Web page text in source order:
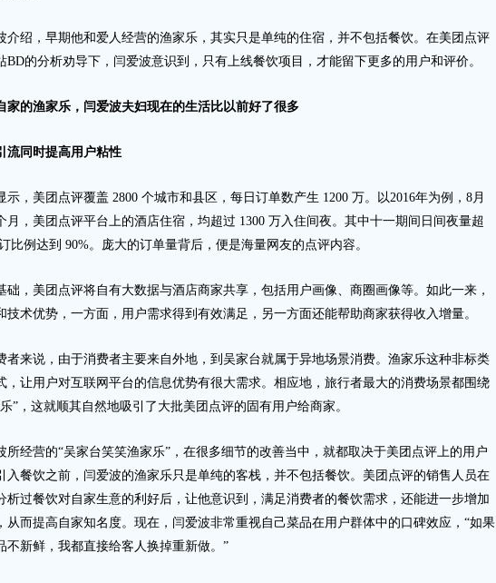
绍，早期他和爱人经营的渔家乐，其实只是单纯的住宿，并不包括餐饮。在美团点评
BD的分析劝导下，闫爱波意识到，只有上线餐饮项目，才能留下更多的用户和评价。
家的渔家乐，闫爱波夫妇现在的生活比以前好了很多
流同时提高用户粘性
美团点评覆盖 2800 个城市和县区，每日订单数产生 1200 万。以2016年为例，8月
月，美团点评平台上的酒店住宿，均超过 1300 万入住间夜。其中十一期间日间夜量超
比例达到 90%。庞大的订单量背后，便是海量网友的点评内容。
美团点评将自有大数据与酒店商家共享，包括用户画像、商圈画像等。如此一来，
技术优势，一方面，用户需求得到有效满足，另一方面还能帮助商家获得收入增量。
来说，由于消费者主要来自外地，到吴家台就属于异地场景消费。渔家乐这种非标类
，让用户对互联网平台的信息优势有很大需求。相应地，旅行者最大的消费场景都围绕
”，这就顺其自然地吸引了大批美团点评的固有用户给商家。
营的“吴家台笑笑渔家乐”，在很多细节的改善当中，就都取决于美团点评上的用户
入餐饮之前，闫爱波的渔家乐只是单纯的客栈，并不包括餐饮。美团点评的销售人员在
析过餐饮对自家生意的利好后，让他意识到，满足消费者的餐饮需求，还能进一步增加
从而提高自家知名度。现在，闫爱波非常重视自己菜品在用户群体中的口碑效应，“如果
不新鲜，我都直接给客人换掉重新做。”